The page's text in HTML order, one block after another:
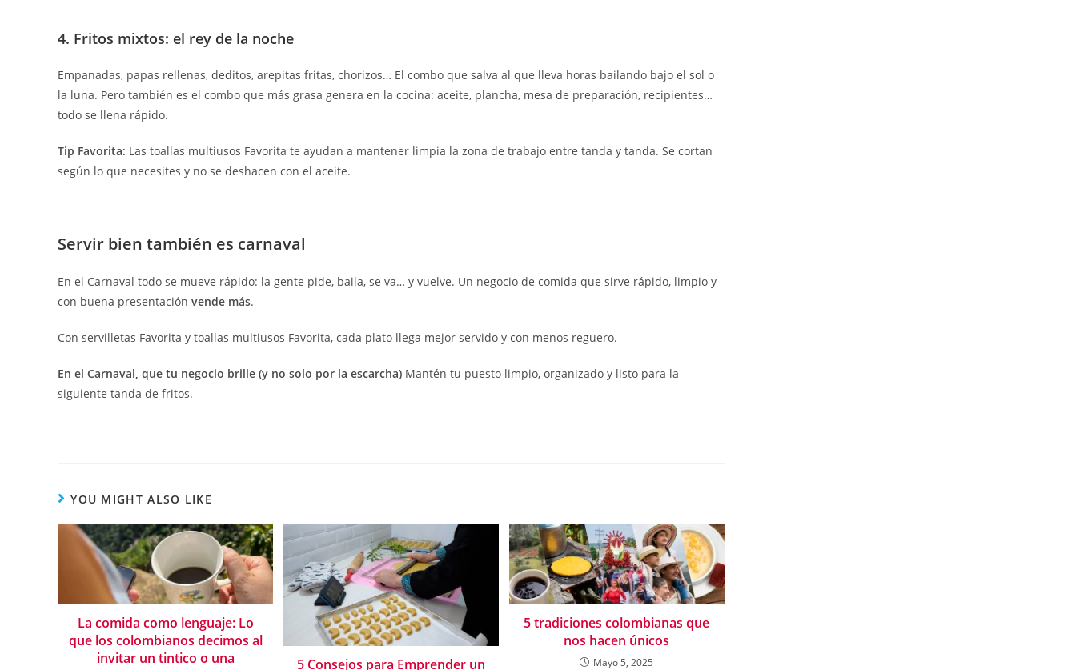
4. Fritos mixtos: el rey de la noche
Empanadas, papas rellenas, deditos, arepitas fritas, chorizos… El combo que salva al que lleva horas bailando bajo el sol o
la luna. Pero también es el combo que más grasa genera en la cocina: aceite, plancha, mesa de preparación, recipientes…
todo se llena rápido.
Tip Favorita: Las toallas multiusos Favorita te ayudan a mantener limpia la zona de trabajo entre tanda y tanda. Se cortan
según lo que necesites y no se deshacen con el aceite.
Servir bien también es carnaval
En el Carnaval todo se mueve rápido: la gente pide, baila, se va… y vuelve. Un negocio de comida que sirve rápido, limpio y
con buena presentación vende más.
Con servilletas Favorita y toallas multiusos Favorita, cada plato llega mejor servido y con menos reguero.
En el Carnaval, que tu negocio brille (y no solo por la escarcha) Mantén tu puesto limpio, organizado y listo para la
siguiente tanda de fritos.
YOU MIGHT ALSO LIKE
La comida como lenguaje: Lo
que los colombianos decimos al
invitar un tintico o una
5 Consejos para Emprender un
5 tradiciones colombianas que
nos hacen únicos
Mayo 5, 2025